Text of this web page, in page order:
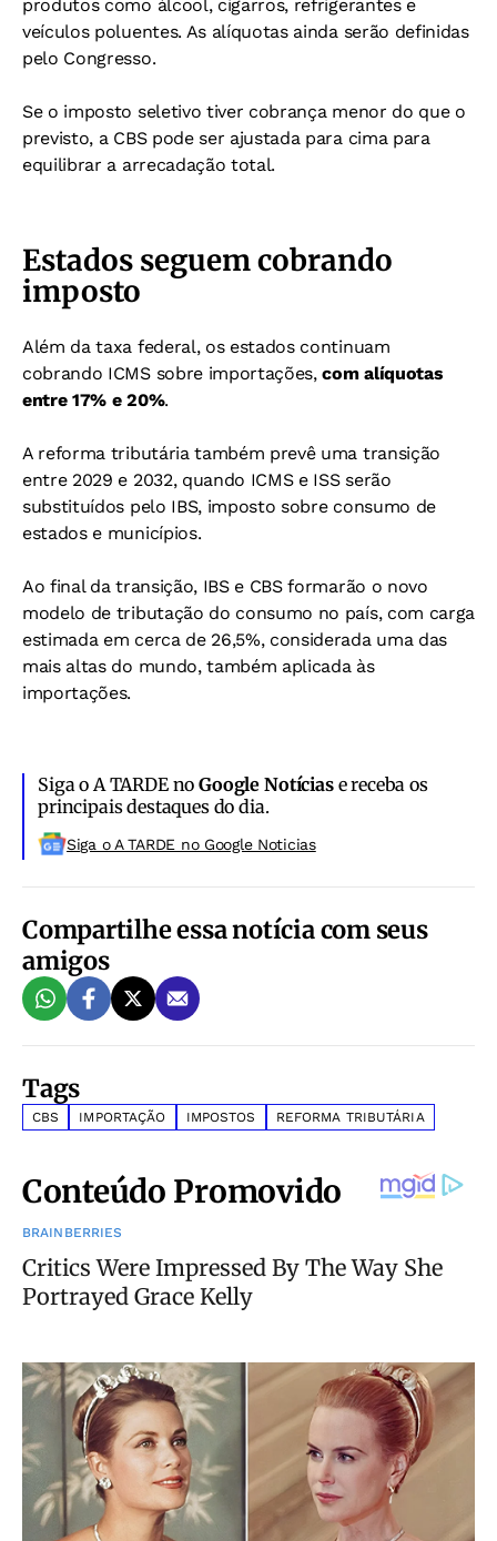
produtos como álcool, cigarros, refrigerantes e
veículos poluentes. As alíquotas ainda serão definidas
pelo Congresso.
Se o imposto seletivo tiver cobrança menor do que o
previsto, a CBS pode ser ajustada para cima para
equilibrar a arrecadação total.
Estados seguem cobrando
imposto
Além da taxa federal, os estados continuam
cobrando ICMS sobre importações,com alíquotas
entre 17% e 20%.
A reforma tributária também prevê uma transição
entre 2029 e 2032, quando ICMS e ISS serão
substituídos pelo IBS, imposto sobre consumo de
estados e municípios.
Ao final da transição, IBS e CBS formarão o novo
modelo de tributação do consumo no país, com carga
estimada em cerca de 26,5%, considerada uma das
mais altas do mundo, também aplicada às
importações.
Siga o A TARDE noGoogle Notíciase receba os
principais destaques do dia.
Siga o A TARDE no Google Noticias
Compartilhe essa notícia com seus
amigos
Tags
CBS IMPORTAÇÃO IMPOSTOS REFORMA TRIBUTÁRIA